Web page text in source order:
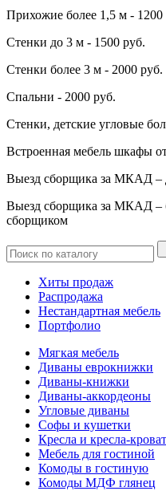
Прихожие более 1,5 м - 1200
Стенки до 3 м - 1500 руб.
Стенки более 3 м - 2000 руб.
Спальни - 2000 руб.
Стенки, детские угловые
Встроенная мебель шкафы
Выезд сборщика за МКАД –
Выезд сборщика за МКАД –
сборщиком
Хиты продаж
Распродажа
Нестандартная мебель
Портфолио
Мягкая мебель
Диваны еврокнижки
Диваны-книжки
Диваны-аккордеоны
Угловые диваны
Софы и кушетки
Кресла и кресла-
Мебель для гостиной
Комоды в гостиную
Комоды МДФ глянец